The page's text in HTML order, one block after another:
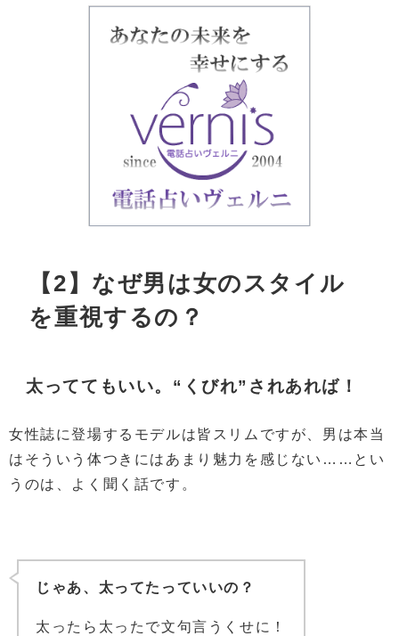
【2】なぜ男は女のスタイル
を重視するの？
太っててもいい。“くびれ”されあれば！
女性誌に登場するモデルは皆スリムですが、男は本当
はそういう体つきにはあまり魅力を感じない……とい
うのは、よく聞く話です。
じゃあ、太ってたっていいの？
太ったら太ったで文句言うくせに！